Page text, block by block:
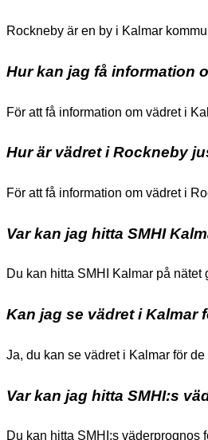
Rockneby är en by i Kalmar
Hur kan jag få information
För att få information om vädret i
Hur är vädret i Rockneby
För att få information om vädret i
Var kan jag hitta SMHI
Du kan hitta SMHI Kalmar på
Kan jag se vädret i Kalmar
Ja, du kan se vädret i Kalmar för
Var kan jag hitta SMHI:s
Du kan hitta SMHI:s väderprognos